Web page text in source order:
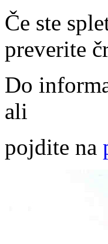
Če ste
preverite
Do
ali
pojdite na